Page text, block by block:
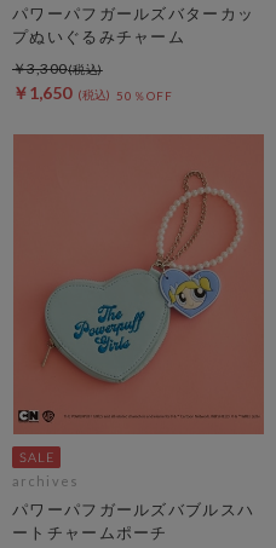
パワーパフガールズバターカッ
プぬいぐるみチャーム
￥1,650 50％OFF
￥3,300
archives
パワーパフガールズバブルスハ
ートチャームポーチ